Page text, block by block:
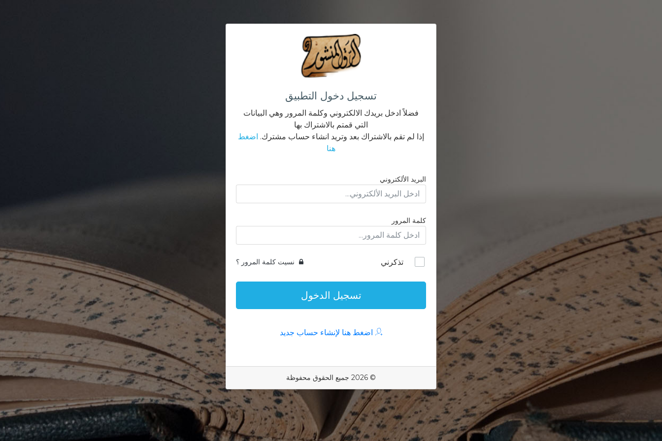
تسجيل دخول التطبيق
فضلاً ادخل بريدك الالكتروني وكلمة المرور وهي البيانات
التي قمتم بالاشتراك بها
إذا لم تقم بالاشتراك بعد وتريد انشاء حساب مشترك. اضغط
هنا
البريد الألكتروني
كلمة المرور
تذكرني نسيت كلمة المرور ؟
تسجيل الدخول
اضغط هنا لإنشاء حساب جديد
© 2026 جميع الحقوق محفوظة